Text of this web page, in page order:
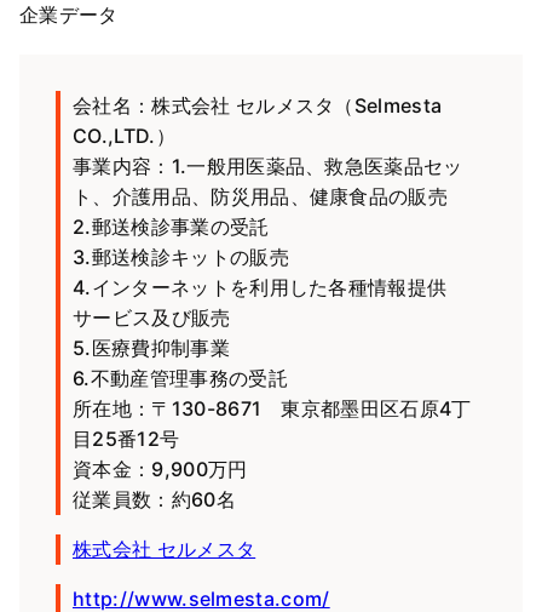
企業データ
会社名：株式会社 セルメスタ（Selmesta
CO.,LTD.）
事業内容：1.一般用医薬品、救急医薬品セッ
ト、介護用品、防災用品、健康食品の販売
2.郵送検診事業の受託
3.郵送検診キットの販売
4.インターネットを利用した各種情報提供
サービス及び販売
5.医療費抑制事業
6.不動産管理事務の受託
所在地：〒130-8671 東京都墨田区石原4丁
目25番12号
資本金：9,900万円
従業員数：約60名
株式会社 セルメスタ
http://www.selmesta.com/